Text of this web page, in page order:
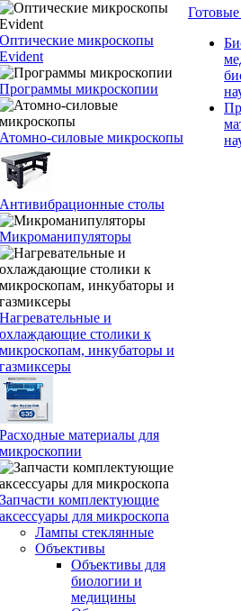
Оптические микроскопы
Evident
Программы микроскопии
Атомно-силовые микроскопы
Антивибрационные столы
Микроманипуляторы
Нагревательные и
охлаждающие столики к
микроскопам, инкубаторы и
газмиксеры
Расходные материалы для
микроскопии
Запчасти комплектующие
аксессуары для микроскопа
Лампы стеклянные
Объективы
Объективы для
биологии и
медицины